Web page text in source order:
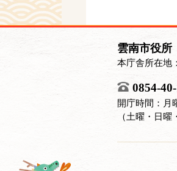
雲南市役所
本庁舎所在地
0854-
開庁時間：月
（土曜・日